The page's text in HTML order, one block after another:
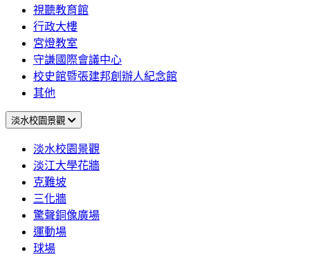
視聽教育館
行政大樓
宮燈教室
守謙國際會議中心
校史館暨張建邦創辦人紀念館
其他
淡水校園景觀
淡水校園景觀
淡江大學花牆
克難坡
三化牆
驚聲銅像廣場
運動場
球場